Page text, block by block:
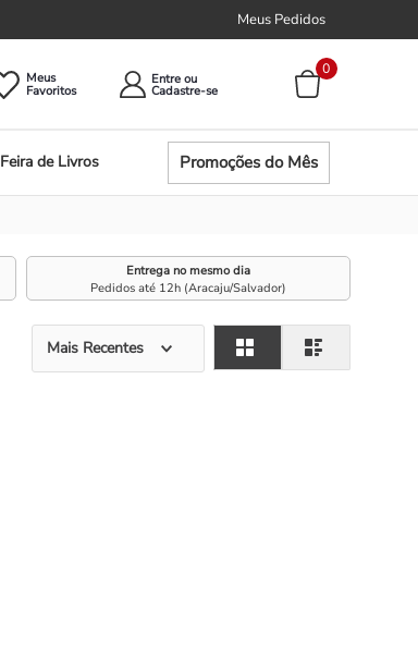
Meus Pedidos
Meus Entre ou
0
Feira de Livros Promoções do Mês
Entrega no mesmo dia
Pedidos até 12h (Aracaju/Salvador)
Mais Recentes